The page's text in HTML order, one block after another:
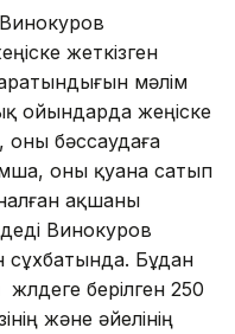
жеткізген
мәлім
ойындарда жеңіске
оны бәссаудаға
оны қуана сатып
ақшаны
Винокуров
сұхбатында. Бұдан
берілген 250
және әйелінің